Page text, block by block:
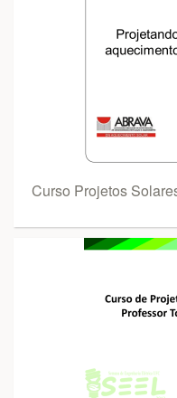
Curso Projetos